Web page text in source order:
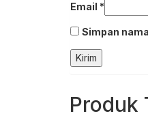
Email *
Simpan
Produk